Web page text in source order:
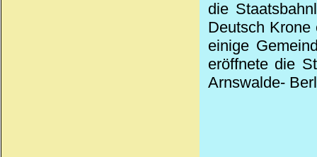
die
Deutsch
einige
eröffnete die
Arnswalde-